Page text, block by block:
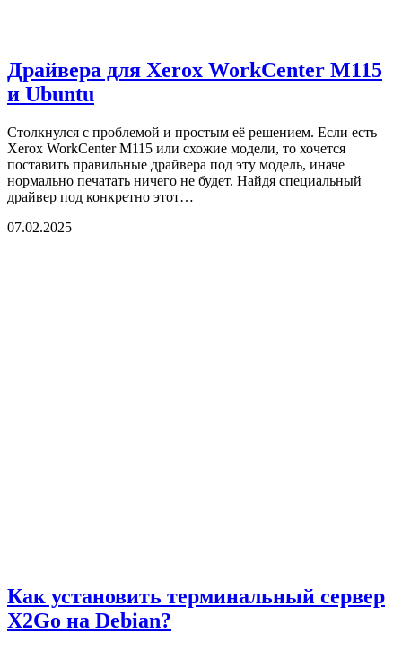
Драйвера для Xerox WorkCenter M115
и Ubuntu
Столкнулся с проблемой и простым её решением. Если есть
Xerox WorkCenter M115 или схожие модели, то хочется
поставить правильные драйвера под эту модель, иначе
нормально печатать ничего не будет. Найдя специальный
драйвер под конкретно этот…
07.02.2025
Как установить терминальный сервер
X2Go на Debian?